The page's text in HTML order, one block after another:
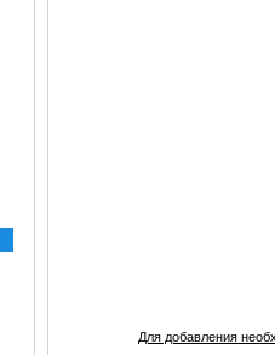
Для добавления